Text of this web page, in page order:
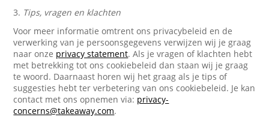
3. Tips, vragen en klachten
Voor meer informatie omtrent ons privacybeleid en de
verwerking van je persoonsgegevens verwijzen wij je graag
naar onze privacy statement. Als je vragen of klachten hebt
met betrekking tot ons cookiebeleid dan staan wij je graag
te woord. Daarnaast horen wij het graag als je tips of
suggesties hebt ter verbetering van ons cookiebeleid. Je kan
contact met ons opnemen via: privacy-
concerns@takeaway.com.